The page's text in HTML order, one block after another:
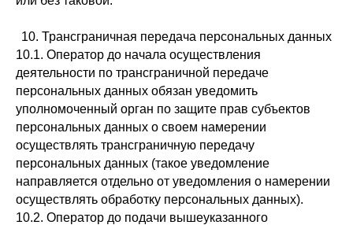
10. Трансграничная передача персональных данных
10.1. Оператор до начала осуществления
деятельности по трансграничной передаче
персональных данных обязан уведомить
уполномоченный орган по защите прав субъектов
персональных данных о своем намерении
осуществлять трансграничную передачу
персональных данных (такое уведомление
направляется отдельно от уведомления о намерении
осуществлять обработку персональных данных).
10.2. Оператор до подачи вышеуказанного